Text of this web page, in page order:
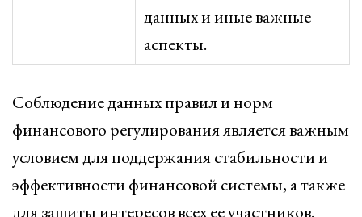
данных и иные важные
аспекты.
Соблюдение данных правил и норм
финансового регулирования является важным
условием для поддержания стабильности и
эффективности финансовой системы, а также
для защиты интересов всех ее участников.